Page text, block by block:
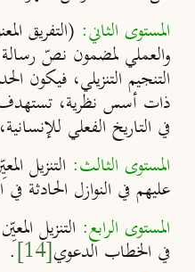
المستوى الثاني: (التفريق
والعملي لمضمون نصّ رسالة
التنجيم التنزيلي، فيكون
ذات أسس نظرية، تستهدف
في التاريخ الفعلي
المستوى الثالث: التنزيل
عليهم في النوازل الحادثة
المستوى الرابع: التنزيل
في الخطاب الدعوي[14]
.